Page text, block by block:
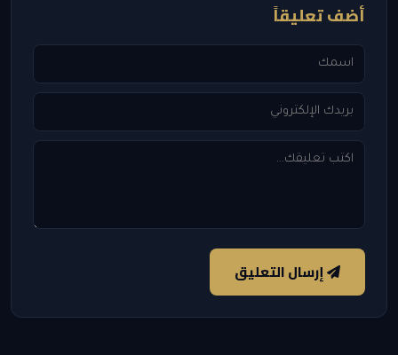
أضف تعليقاً
إرسال التعليق